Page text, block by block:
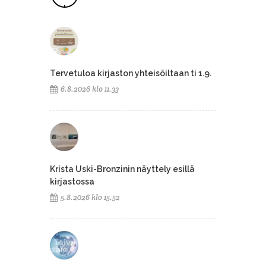
Tervetuloa kirjaston yhteisöiltaan ti 1.9.
6.8.2026 klo 11.33
Krista Uski-Bronzinin näyttely esillä
kirjastossa
5.8.2026 klo 15.52